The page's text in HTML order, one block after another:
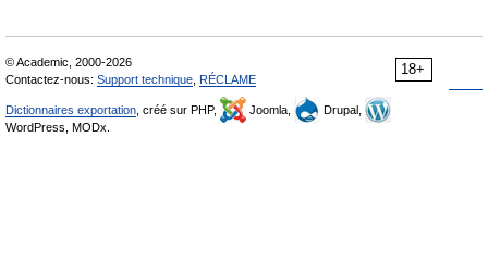
18+
© Academic, 2000-2026
Contactez-nous: Support technique RÉCLAME
Dictionnaires exportation , créé sur PHP, Joomla,
Drupal,
WordPress, MODx.